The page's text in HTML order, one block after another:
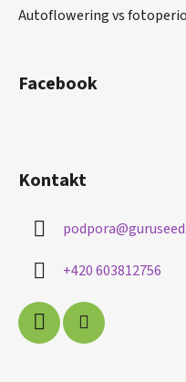
Autoflowering vs
Facebook
Kontakt
podpora@
+420 603812756